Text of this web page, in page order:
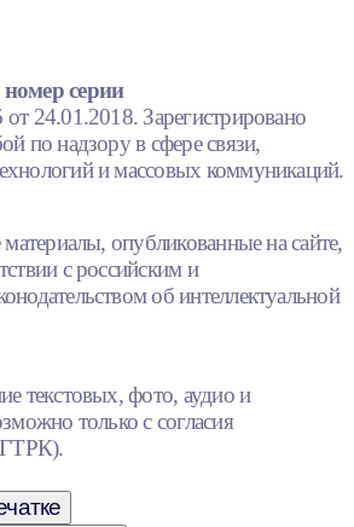
серии
24.01.2018. Зарегистрировано
по надзору в сфере связи,
и массовых коммуникаций.
опубликованные на сайте,
с российским и
об интеллектуальной
текстовых, фото, аудио и
только с согласия